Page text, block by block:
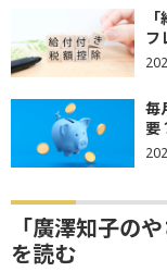
フ
毎
要
「廣澤知子の
を読む